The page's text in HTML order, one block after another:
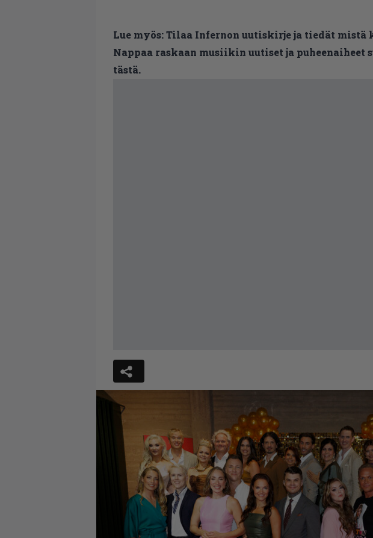
Lue myös:Tilaa Infernon uutiskirje ja tiedät mistä
Nappaa raskaan musiikin uutiset ja puheenaiheet
tästä.